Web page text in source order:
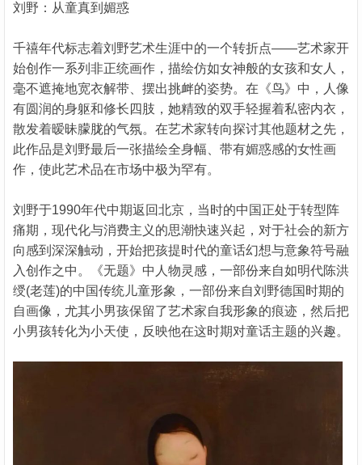
刘野：从童真到媚惑
千禧年代标志着刘野艺术生涯中的一个转折点——艺术家开
始创作一系列非正统画作，描绘仿如女神般的女孩和女人，
毫不遮掩地宽衣解带、摆出挑衅的姿势。在《鸟》中，人像
有圆润的身躯和修长四肢，她精致的双手轻握着私密内衣，
散发着暧昧朦胧的气氛。在艺术家转向探讨其他题材之先，
此作品是刘野最后一张描绘全身幅、带有媚惑感的女性画
作，使此艺术品在市场中极为罕有。
刘野于1990年代中期返回北京，当时的中国正处于转型阵
痛期，现代化与消费主义的思潮快速兴起，对于社会的新方
向感到深深触动，开始把孩提时代的童话幻想与意象符号融
入创作之中。《无题》中人物灵感，一部份来自如明代陈洪
绶(老莲)的中国传统儿童形象，一部份来自刘野德国时期的
自画像，尤其小男孩保留了艺术家自我形象的痕迹，然后把
小男孩转化为小天使，反映他在这时期对童话主题的兴趣。